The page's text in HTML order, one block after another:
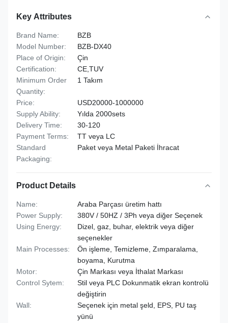
Key Attributes
Brand Name:
BZB
Model Number:
BZB-DX40
Place of Origin:
Çin
Certification:
CE,TUV
Minimum Order
Quantity:
1 Takım
Price:
USD20000-1000000
Supply Ability:
Yılda 2000sets
Delivery Time:
30-120
Payment Terms:
TT veya LC
Standard
Packaging:
Paket veya Metal Paketi İhracat
Product Details
Name:
Araba Parçası üretim hattı
Power Supply:
380V / 50HZ / 3Ph veya diğer Seçenek
Using Energy:
Dizel, gaz, buhar, elektrik veya diğer
seçenekler
Main Processes:
Ön işleme, Temizleme, Zımparalama,
boyama, Kurutma
Motor:
Çin Markası veya İthalat Markası
Control Sytem:
Stil veya PLC Dokunmatik ekran kontrolü
değiştirin
Wall:
Seçenek için metal şeld, EPS, PU taş
yünü